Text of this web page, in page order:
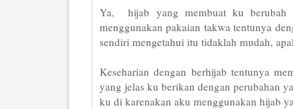
Ya, hijab yang membuat ku berubah
menggunakan pakaian takwa tentunya
sendiri mengetahui itu tidaklah mudah,
Keseharian dengan berhijab tentunya
yang jelas ku berikan dengan perubahan
ku di karenakan aku menggunakan hijab